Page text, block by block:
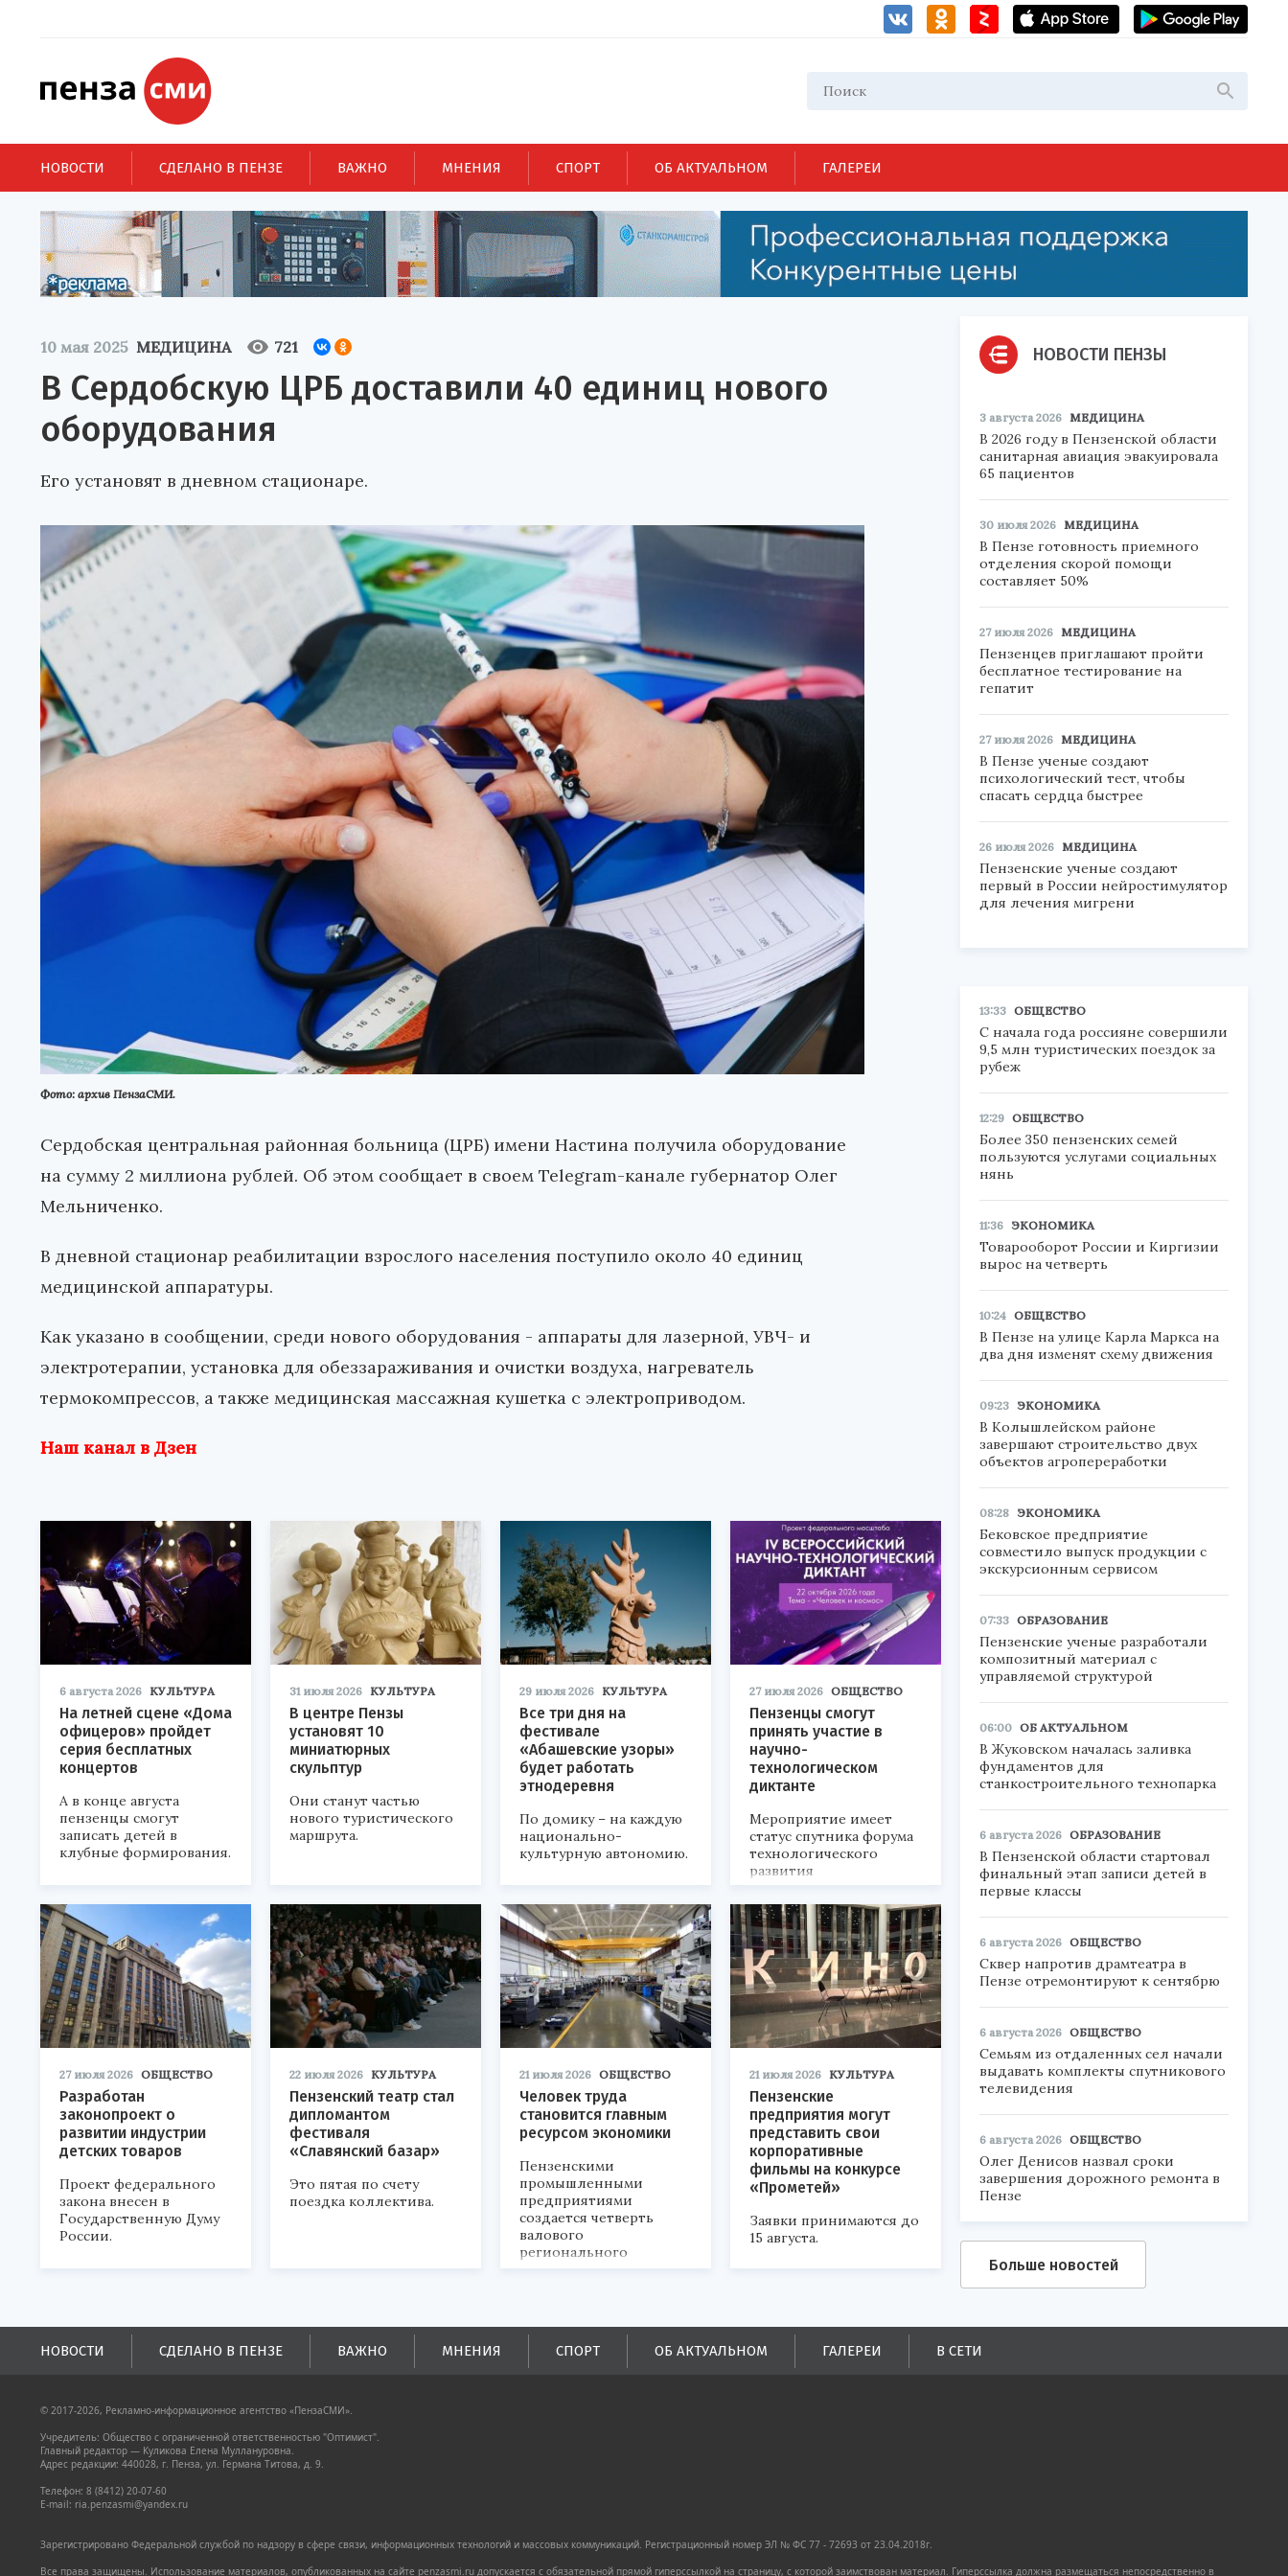
НОВОСТИ СДЕЛАНО В ПЕНЗЕ ВАЖНО МНЕНИЯ СПОРТ ОБ АКТУАЛЬНОМ ГАЛЕРЕИ
10 мая 2025 МЕДИЦИНА 721
В Сердобскую ЦРБ доставили 40 единиц нового
оборудования
Его установят в дневном стационаре.
Фото: архив ПензаСМИ.
Сердобская центральная районная больница (ЦРБ) имени Настина получила оборудование
на сумму 2 миллиона рублей. Об этом сообщает в своем Telegram-канале губернатор Олег
Мельниченко.
В дневной стационар реабилитации взрослого населения поступило около 40 единиц
медицинской аппаратуры.
Как указано в сообщении, среди нового оборудования - аппараты для лазерной, УВЧ- и
электротерапии, установка для обеззараживания и очистки воздуха, нагреватель
термокомпрессов, а также медицинская массажная кушетка с электроприводом.
Наш канал в Дзен
6 августа 2026 КУЛЬТУРА
На летней сцене «Дома
офицеров» пройдет
серия бесплатных
концертов
А в конце августа
пензенцы смогут
записать детей в
клубные формирования.
31 июля 2026 КУЛЬТУРА
В центре Пензы
установят 10
миниатюрных
скульптур
Они станут частью
нового туристического
маршрута.
29 июля 2026 КУЛЬТУРА
Все три дня на
фестивале
«Абашевские узоры»
будет работать
этнодеревня
По домику – на каждую
национально-
культурную автономию.
27 июля 2026 ОБЩЕСТВО
Пензенцы смогут
принять участие в
научно-
технологическом
диктанте
Мероприятие имеет
статус спутника форума
технологического
развития
«Технопром-2026».
27 июля 2026 ОБЩЕСТВО
Разработан
законопроект о
развитии индустрии
детских товаров
Проект федерального
закона внесен в
Государственную Думу
России.
22 июля 2026 КУЛЬТУРА
Пензенский театр стал
дипломантом
фестиваля
«Славянский базар»
Это пятая по счету
поездка коллектива.
21 июля 2026 ОБЩЕСТВО
Человек труда
становится главным
ресурсом экономики
Пензенскими
промышленными
предприятиями
создается четверть
валового
регионального
продукта и
бюджеты всех уровней.
21 июля 2026 КУЛЬТУРА
Пензенские
предприятия могут
представить свои
корпоративные
фильмы на конкурсе
«Прометей»
Заявки принимаются до
15 августа.
НОВОСТИ ПЕНЗЫ
3 августа 2026 МЕДИЦИНА
В 2026 году в Пензенской области
санитарная авиация эвакуировала
65 пациентов
30 июля 2026 МЕДИЦИНА
В Пензе готовность приемного
отделения скорой помощи
составляет 50%
27 июля 2026 МЕДИЦИНА
Пензенцев приглашают пройти
бесплатное тестирование на
гепатит
27 июля 2026 МЕДИЦИНА
В Пензе ученые создают
психологический тест, чтобы
спасать сердца быстрее
26 июля 2026 МЕДИЦИНА
Пензенские ученые создают
первый в России нейростимулятор
для лечения мигрени
13:33 ОБЩЕСТВО
С начала года россияне совершили
9,5 млн туристических поездок за
рубеж
12:29 ОБЩЕСТВО
Более 350 пензенских семей
пользуются услугами социальных
нянь
11:36 ЭКОНОМИКА
Товарооборот России и Киргизии
вырос на четверть
10:24 ОБЩЕСТВО
В Пензе на улице Карла Маркса на
два дня изменят схему движения
09:23 ЭКОНОМИКА
В Колышлейском районе
завершают строительство двух
объектов агропереработки
08:28 ЭКОНОМИКА
Бековское предприятие
совместило выпуск продукции с
экскурсионным сервисом
07:33 ОБРАЗОВАНИЕ
Пензенские ученые разработали
композитный материал с
управляемой структурой
06:00 ОБ АКТУАЛЬНОМ
В Жуковском началась заливка
фундаментов для
станкостроительного технопарка
6 августа 2026 ОБРАЗОВАНИЕ
В Пензенской области стартовал
финальный этап записи детей в
первые классы
6 августа 2026 ОБЩЕСТВО
Сквер напротив драмтеатра в
Пензе отремонтируют к сентябрю
6 августа 2026 ОБЩЕСТВО
Семьям из отдаленных сел начали
выдавать комплекты спутникового
телевидения
6 августа 2026 ОБЩЕСТВО
Олег Денисов назвал сроки
завершения дорожного ремонта в
Пензе
Больше новостей
НОВОСТИ СДЕЛАНО В ПЕНЗЕ ВАЖНО МНЕНИЯ СПОРТ ОБ АКТУАЛЬНОМ ГАЛЕРЕИ В СЕТИ
© 2017-2026, Рекламно-информационное агентство «ПензаСМИ».
Учредитель: Общество с ограниченной ответственностью "Оптимист".
Главный редактор — Куликова Елена Муллануровна.
Адрес редакции: 440028, г. Пенза, ул. Германа Титова, д. 9.
Телефон: 8 (8412) 20-07-60
E-mail: ria.penzasmi@yandex.ru
Зарегистрировано Федеральной службой по надзору в сфере связи, информационных технологий и массовых коммуникаций. Регистрационный номер ЭЛ № ФС 77 - 72693 от 23.04.2018г.
Все права защищены. Использование материалов, опубликованных на сайте penzasmi.ru допускается с обязательной прямой гиперссылкой на страницу, с которой заимствован материал. Гиперссылка должна размещаться непосредственно в